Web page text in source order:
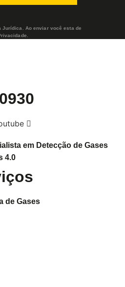
Ao enviar você esta de
em Detecção de Gases
4.0
de Gases